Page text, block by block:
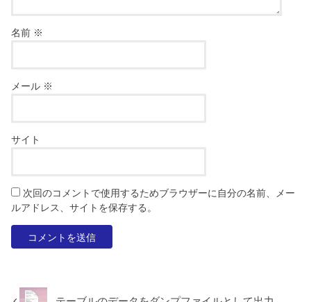
名前 ※
メール ※
サイト
次回のコメントで使用するためブラウザーに自分の名前、メー
ルアドレス、サイトを保存する。